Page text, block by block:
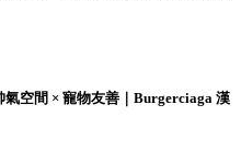
氣空間 × 寵物友善｜Burgerciaga 漢